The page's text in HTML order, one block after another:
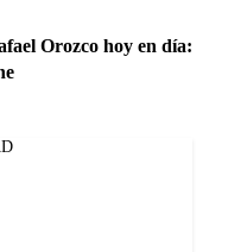
Orozco hoy en día: